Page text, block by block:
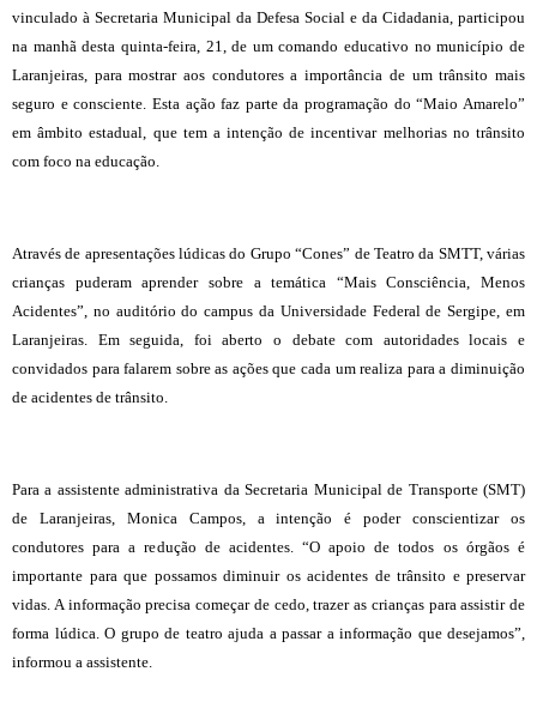
vinculado à Secretaria Municipal da Defesa Social e da Cidadania, participou
na manhã desta quinta-feira, 21, de um comando educativo no município de
Laranjeiras, para mostrar aos condutores a importância de um trânsito mais
seguro e consciente. Esta ação faz parte da programação do “Maio Amarelo”
em âmbito estadual, que tem a intenção de incentivar melhorias no trânsito
com foco na educação.
Através de apresentações lúdicas do Grupo “Cones” de Teatro da SMTT, várias
crianças puderam aprender sobre a temática “Mais Consciência, Menos
Acidentes”, no auditório do campus da Universidade Federal de Sergipe, em
Laranjeiras. Em seguida, foi aberto o debate com autoridades locais e
convidados para falarem sobre as ações que cada um realiza para a diminuição
de acidentes de trânsito.
Para a assistente administrativa da Secretaria Municipal de Transporte (SMT)
de Laranjeiras, Monica Campos, a intenção é poder conscientizar os
condutores para a redução de acidentes. “O apoio de todos os órgãos é
importante para que possamos diminuir os acidentes de trânsito e preservar
vidas. A informação precisa começar de cedo, trazer as crianças para assistir de
forma lúdica. O grupo de teatro ajuda a passar a informação que desejamos”,
informou a assistente.